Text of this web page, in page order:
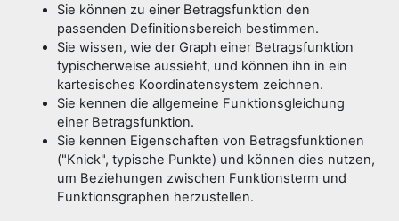
Sie können zu einer Betragsfunktion den
passenden Definitionsbereich bestimmen.
Sie wissen, wie der Graph einer Betragsfunktion
typischerweise aussieht, und können ihn in ein
kartesisches Koordinatensystem zeichnen.
Sie kennen die allgemeine Funktionsgleichung
einer Betragsfunktion.
Sie kennen Eigenschaften von Betragsfunktionen
("Knick", typische Punkte) und können dies nutzen,
um Beziehungen zwischen Funktionsterm und
Funktionsgraphen herzustellen.